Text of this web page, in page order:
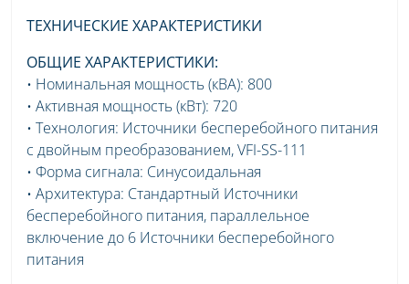
ТЕХНИЧЕСКИЕ ХАРАКТЕРИСТИКИ
ОБЩИЕ ХАРАКТЕРИСТИКИ:
• Номинальная мощность (кВА): 800
• Активная мощность (кВт): 720
• Технология: Источники бесперебойного питания
с двойным преобразованием, VFI-SS-111
• Форма сигнала: Синусоидальная
• Архитектура: Стандартный Источники
бесперебойного питания, параллельное
включение до 6 Источники бесперебойного
питания